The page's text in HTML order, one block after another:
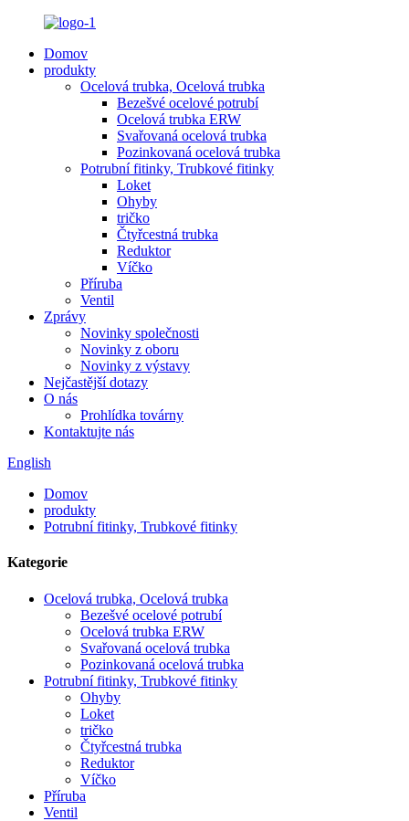
Domov
produkty
Ocelová trubka, Ocelová trubka
Bezešvé ocelové potrubí
Ocelová trubka ERW
Svařovaná ocelová trubka
Pozinkovaná ocelová trubka
Potrubní fitinky, Trubkové fitinky
Loket
Ohyby
tričko
Čtyřcestná trubka
Reduktor
Víčko
Příruba
Ventil
Zprávy
Novinky společnosti
Novinky z oboru
Novinky z výstavy
Nejčastější dotazy
O nás
Prohlídka továrny
Kontaktujte nás
English
Domov
produkty
Potrubní fitinky, Trubkové fitinky
Kategorie
Ocelová trubka, Ocelová trubka
Bezešvé ocelové potrubí
Ocelová trubka ERW
Svařovaná ocelová trubka
Pozinkovaná ocelová trubka
Potrubní fitinky, Trubkové fitinky
Ohyby
Loket
tričko
Čtyřcestná trubka
Reduktor
Víčko
Příruba
Ventil